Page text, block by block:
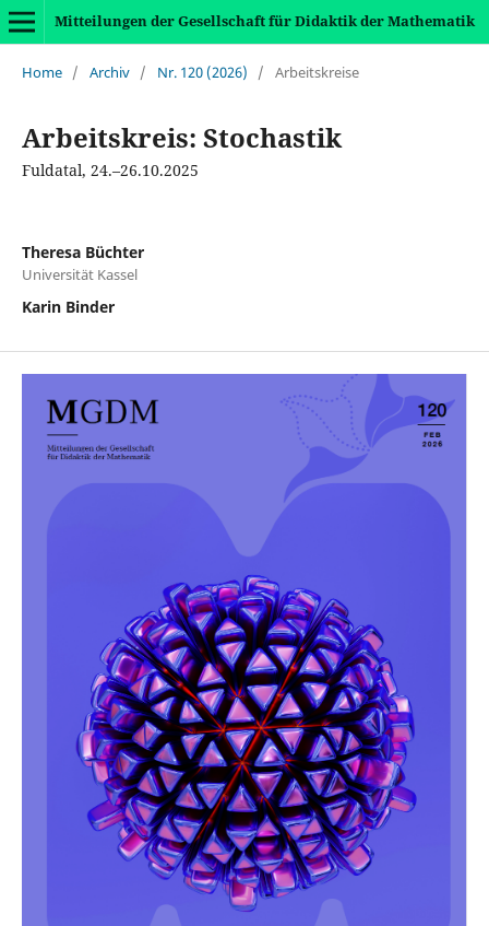
Mitteilungen der Gesellschaft für Didaktik der Mathematik
Home / Archiv / Nr. 120 (2026) / Arbeitskreise
Arbeitskreis: Stochastik
Fuldatal, 24.–26.10.2025
Theresa Büchter
Universität Kassel
Karin Binder